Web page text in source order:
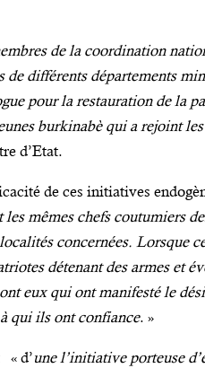
de la coordination
de différents départements
pour la restauration de la
burkinabè qui a rejoint
d’Etat.
de ces initiatives
les mêmes chefs coutumiers
concernées. Lorsque
détenant des armes et
eux qui ont manifesté le
qui ils ont confiance. »
« d’une l’initiative porteuse